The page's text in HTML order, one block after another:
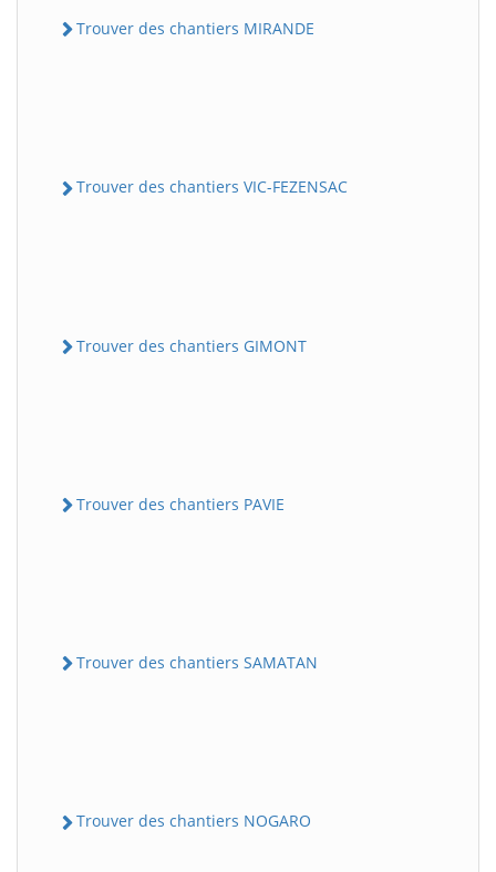
Trouver des chantiers MIRANDE
Trouver des chantiers VIC-FEZENSAC
Trouver des chantiers GIMONT
Trouver des chantiers PAVIE
Trouver des chantiers SAMATAN
Trouver des chantiers NOGARO